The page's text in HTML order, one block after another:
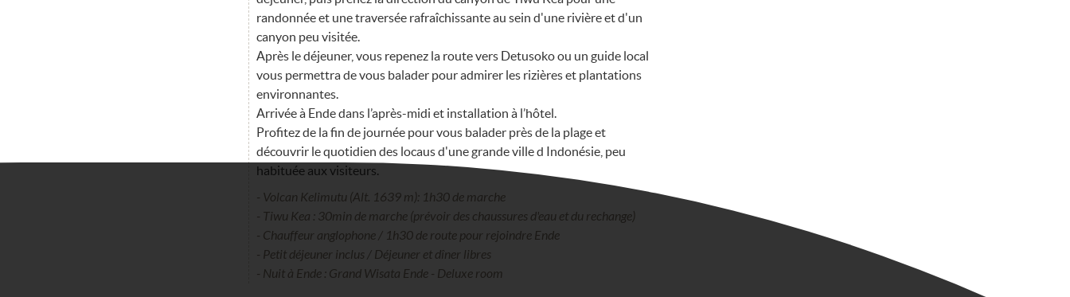
randonnée et une traversée rafraîchissante au sein d'une rivière et d'un
canyon peu visitée.
Après le déjeuner, vous repenez la route vers Detusoko ou un guide local
vous permettra de vous balader pour admirer les rizières et plantations
environnantes.
Arrivée à Ende dans l’après-midi et installation à l’hôtel.
Profitez de la fin de journée pour vous balader près de la plage et
découvrir le quotidien des locaus d'une grande ville d Indonésie, peu
habituée aux visiteurs.
- Volcan Kelimutu (Alt. 1639 m): 1h30 de marche
- Tiwu Kea : 30min de marche (prévoir des chaussures d'eau et du rechange)
- Chauffeur anglophone / 1h30 de route pour rejoindre Ende
- Petit déjeuner inclus / Déjeuner et dîner libres
- Nuit à Ende : Grand Wisata Ende - Deluxe room